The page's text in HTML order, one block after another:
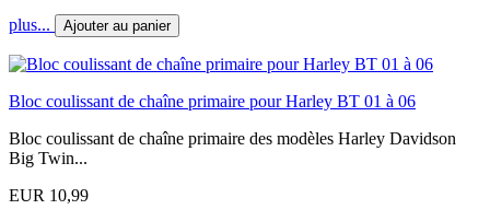
plus... Ajouter au panier
Bloc coulissant de chaîne primaire pour Harley BT 01 à 06
Bloc coulissant de chaîne primaire des modèles Harley Davidson
Big Twin...
EUR 10,99